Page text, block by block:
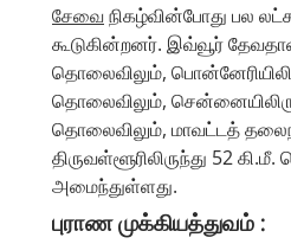
சேவை நிகழ்வின்போது பல
கூடுகின்றனர். இவ்வூர்
தொலைவிலும்,
தொலைவிலும்,
தொலைவிலும், மாவட்டத்
திருவள்ளூரிலிருந்து 52
அமைந்துள்ளது.
புராண முக்கியத்துவம் :